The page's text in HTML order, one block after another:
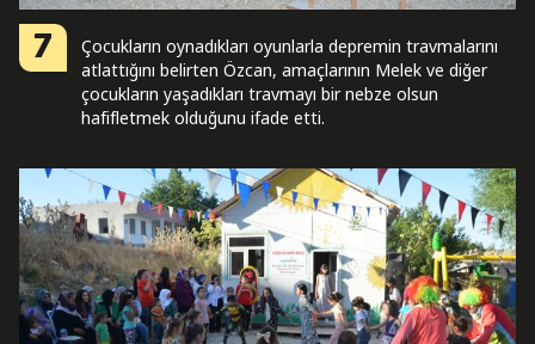
7
Çocukların oynadıkları oyunlarla depremin travmalarını
atlattığını belirten Özcan, amaçlarının Melek ve diğer
çocukların yaşadıkları travmayı bir nebze olsun
hafifletmek olduğunu ifade etti.